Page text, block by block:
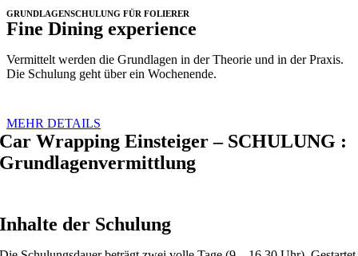
GRUNDLAGENSCHULUNG FÜR FOLIERER
Fine Dining experience
Vermittelt werden die Grundlagen in der Theorie und in der Praxis.
Die Schulung geht über ein Wochenende.
MEHR DETAILS
Car Wrapping Einsteiger – SCHULUNG :
Grundlagenvermittlung
Inhalte der Schulung